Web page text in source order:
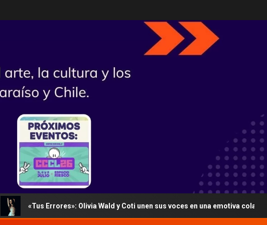
«Tus Errores»: Olivia Wald y Coti unen sus voces en una emotiva colaboración